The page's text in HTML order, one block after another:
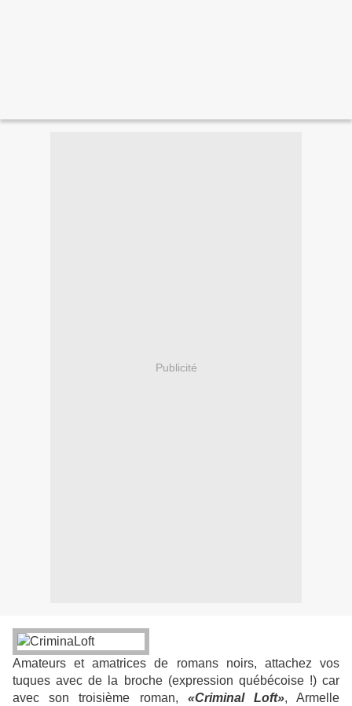
Publicité
Amateurs et amatrices de romans noirs, attachez vos
tuques avec de la broche (expression québécoise !) car
avec son troisième roman, «Criminal Loft», Armelle